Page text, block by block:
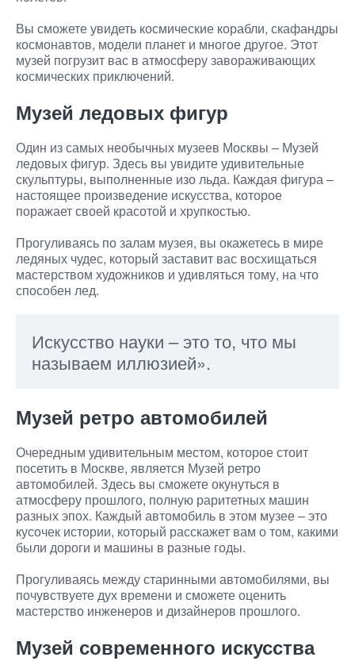
Вы сможете увидеть космические корабли, скафандры
космонавтов, модели планет и многое другое. Этот
музей погрузит вас в атмосферу завораживающих
космических приключений.
Музей ледовых фигур
Один из самых необычных музеев Москвы – Музей
ледовых фигур. Здесь вы увидите удивительные
скульптуры, выполненные изо льда. Каждая фигура –
настоящее произведение искусства, которое
поражает своей красотой и хрупкостью.
Прогуливаясь по залам музея, вы окажетесь в мире
ледяных чудес, который заставит вас восхищаться
мастерством художников и удивляться тому, на что
способен лед.
Искусство науки – это то, что мы
называем иллюзией».
Музей ретро автомобилей
Очередным удивительным местом, которое стоит
посетить в Москве, является Музей ретро
автомобилей. Здесь вы сможете окунуться в
атмосферу прошлого, полную раритетных машин
разных эпох. Каждый автомобиль в этом музее – это
кусочек истории, который расскажет вам о том, какими
были дороги и машины в разные годы.
Прогуливаясь между старинными автомобилями, вы
почувствуете дух времени и сможете оценить
мастерство инженеров и дизайнеров прошлого.
Музей современного искусства